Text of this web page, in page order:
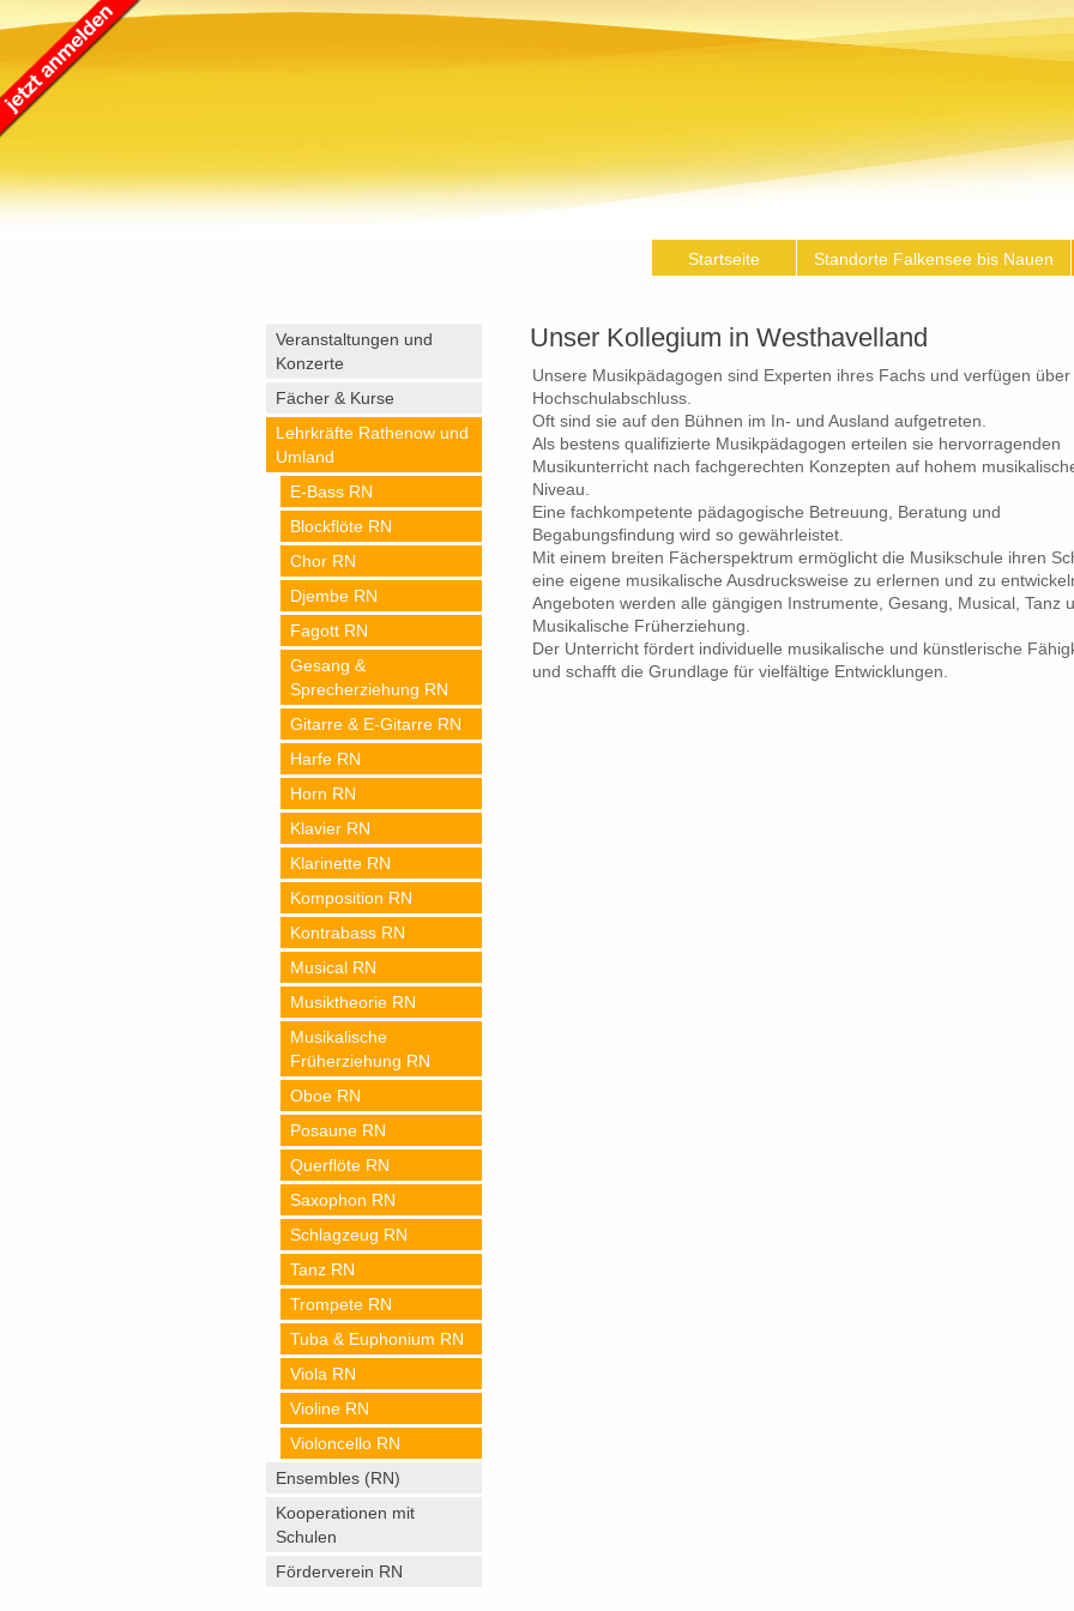
Startseite Standorte Falkensee bis Nauen
Veranstaltungen und
Konzerte
Fächer & Kurse
Lehrkräfte Rathenow und
Umland
E-Bass RN
Blockflöte RN
Chor RN
Djembe RN
Fagott RN
Gesang &
Sprecherziehung RN
Gitarre & E-Gitarre RN
Harfe RN
Horn RN
Klavier RN
Klarinette RN
Komposition RN
Kontrabass RN
Musical RN
Musiktheorie RN
Musikalische
Früherziehung RN
Oboe RN
Posaune RN
Querflöte RN
Saxophon RN
Schlagzeug RN
Tanz RN
Trompete RN
Tuba & Euphonium RN
Viola RN
Violine RN
Violoncello RN
Ensembles (RN)
Kooperationen mit
Schulen
Förderverein RN
Unser Kollegium in Westhavelland
Unsere Musikpädagogen sind Experten ihres Fachs und verfügen über
Hochschulabschluss.
Oft sind sie auf den Bühnen im In- und Ausland aufgetreten.
Als bestens qualifizierte Musikpädagogen erteilen sie hervorragenden
Musikunterricht nach fachgerechten Konzepten auf hohem
Niveau.
Eine fachkompetente pädagogische Betreuung, Beratung und
Begabungsfindung wird so gewährleistet.
Mit einem breiten Fächerspektrum ermöglicht die Musikschule ihren
eine eigene musikalische Ausdrucksweise zu erlernen und zu
Angeboten werden alle gängigen Instrumente, Gesang, Musical, Tanz
Musikalische Früherziehung.
Der Unterricht fördert individuelle musikalische und künstlerische
und schafft die Grundlage für vielfältige Entwicklungen.